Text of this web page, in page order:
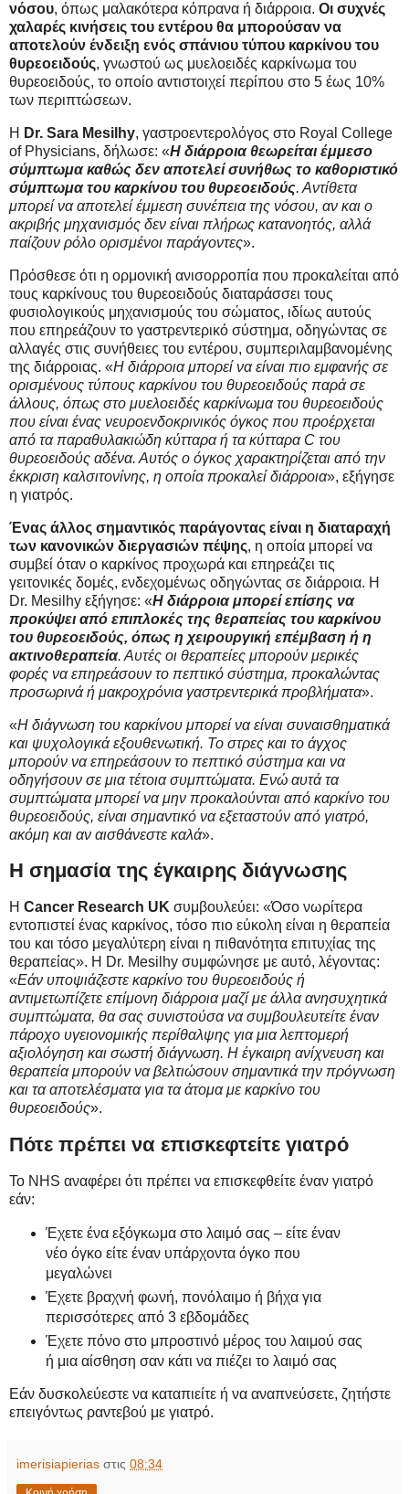
νόσου, όπως μαλακότερα κόπρανα ή διάρροια. Οι συχνές
χαλαρές κινήσεις του εντέρου θα μπορούσαν να
αποτελούν ένδειξη ενός σπάνιου τύπου καρκίνου του
θυρεοειδούς, γνωστού ως μυελοειδές καρκίνωμα του
θυρεοειδούς, το οποίο αντιστοιχεί περίπου στο 5 έως 10%
των περιπτώσεων.
Η Dr. Sara Mesilhy, γαστροεντερολόγος στο Royal College
of Physicians, δήλωσε: «Η διάρροια θεωρείται έμμεσο
σύμπτωμα καθώς δεν αποτελεί συνήθως το καθοριστικό
σύμπτωμα του καρκίνου του θυρεοειδούς. Αντίθετα
μπορεί να αποτελεί έμμεση συνέπεια της νόσου, αν και ο
ακριβής μηχανισμός δεν είναι πλήρως κατανοητός, αλλά
παίζουν ρόλο ορισμένοι παράγοντες».
Πρόσθεσε ότι η ορμονική ανισορροπία που προκαλείται από
τους καρκίνους του θυρεοειδούς διαταράσσει τους
φυσιολογικούς μηχανισμούς του σώματος, ιδίως αυτούς
που επηρεάζουν το γαστρεντερικό σύστημα, οδηγώντας σε
αλλαγές στις συνήθειες του εντέρου, συμπεριλαμβανομένης
της διάρροιας. «Η διάρροια μπορεί να είναι πιο εμφανής σε
ορισμένους τύπους καρκίνου του θυρεοειδούς παρά σε
άλλους, όπως στο μυελοειδές καρκίνωμα του θυρεοειδούς
που είναι ένας νευροενδοκρινικός όγκος που προέρχεται
από τα παραθυλακιώδη κύτταρα ή τα κύτταρα C του
θυρεοειδούς αδένα. Αυτός ο όγκος χαρακτηρίζεται από την
έκκριση καλσιτονίνης, η οποία προκαλεί διάρροια», εξήγησε
η γιατρός.
Ένας άλλος σημαντικός παράγοντας είναι η διαταραχή
των κανονικών διεργασιών πέψης, η οποία μπορεί να
συμβεί όταν ο καρκίνος προχωρά και επηρεάζει τις
γειτονικές δομές, ενδεχομένως οδηγώντας σε διάρροια. Η
Dr. Mesilhy εξήγησε: «Η διάρροια μπορεί επίσης να
προκύψει από επιπλοκές της θεραπείας του καρκίνου
του θυρεοειδούς, όπως η χειρουργική επέμβαση ή η
ακτινοθεραπεία. Αυτές οι θεραπείες μπορούν μερικές
φορές να επηρεάσουν το πεπτικό σύστημα, προκαλώντας
προσωρινά ή μακροχρόνια γαστρεντερικά προβλήματα».
«Η διάγνωση του καρκίνου μπορεί να είναι συναισθηματικά
και ψυχολογικά εξουθενωτική. Το στρες και το άγχος
μπορούν να επηρεάσουν το πεπτικό σύστημα και να
οδηγήσουν σε μια τέτοια συμπτώματα. Ενώ αυτά τα
συμπτώματα μπορεί να μην προκαλούνται από καρκίνο του
θυρεοειδούς, είναι σημαντικό να εξεταστούν από γιατρό,
ακόμη και αν αισθάνεστε καλά».
Η σημασία της έγκαιρης διάγνωσης
Η Cancer Research UK συμβουλεύει: «Όσο νωρίτερα
εντοπιστεί ένας καρκίνος, τόσο πιο εύκολη είναι η θεραπεία
του και τόσο μεγαλύτερη είναι η πιθανότητα επιτυχίας της
θεραπείας». Η Dr. Mesilhy συμφώνησε με αυτό, λέγοντας:
«Εάν υποψιάζεστε καρκίνο του θυρεοειδούς ή
αντιμετωπίζετε επίμονη διάρροια μαζί με άλλα ανησυχητικά
συμπτώματα, θα σας συνιστούσα να συμβουλευτείτε έναν
πάροχο υγειονομικής περίθαλψης για μια λεπτομερή
αξιολόγηση και σωστή διάγνωση. Η έγκαιρη ανίχνευση και
θεραπεία μπορούν να βελτιώσουν σημαντικά την πρόγνωση
και τα αποτελέσματα για τα άτομα με καρκίνο του
θυρεοειδούς».
Πότε πρέπει να επισκεφτείτε γιατρό
Το NHS αναφέρει ότι πρέπει να επισκεφθείτε έναν γιατρό
εάν:
Έχετε ένα εξόγκωμα στο λαιμό σας – είτε έναν
νέο όγκο είτε έναν υπάρχοντα όγκο που
μεγαλώνει
Έχετε βραχνή φωνή, πονόλαιμο ή βήχα για
περισσότερες από 3 εβδομάδες
Έχετε πόνο στο μπροστινό μέρος του λαιμού σας
ή μια αίσθηση σαν κάτι να πιέζει το λαιμό σας
Εάν δυσκολεύεστε να καταπιείτε ή να αναπνεύσετε, ζητήστε
επειγόντως ραντεβού με γιατρό.
imerisiapierias στις 08:34